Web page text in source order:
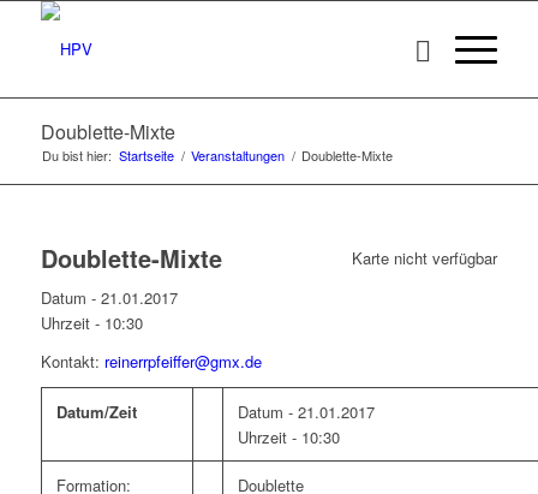
Doublette-Mixte
Du bist hier: Startseite / Veranstaltungen / Doublette-Mixte
Karte nicht verfügbar
Doublette-Mixte
Datum - 21.01.2017
Uhrzeit - 10:30
Kontakt: reinerrpfeiffer@gmx.de
Datum/Zeit
Datum - 21.01.2017
Uhrzeit - 10:30
Formation: Doublette